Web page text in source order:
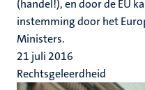
(handel!), en door de EU
instemming door het
Ministers.
21 juli 2016
Rechtsgeleerdheid